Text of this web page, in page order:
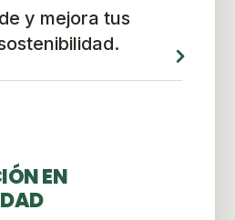
y mejora tus
EN